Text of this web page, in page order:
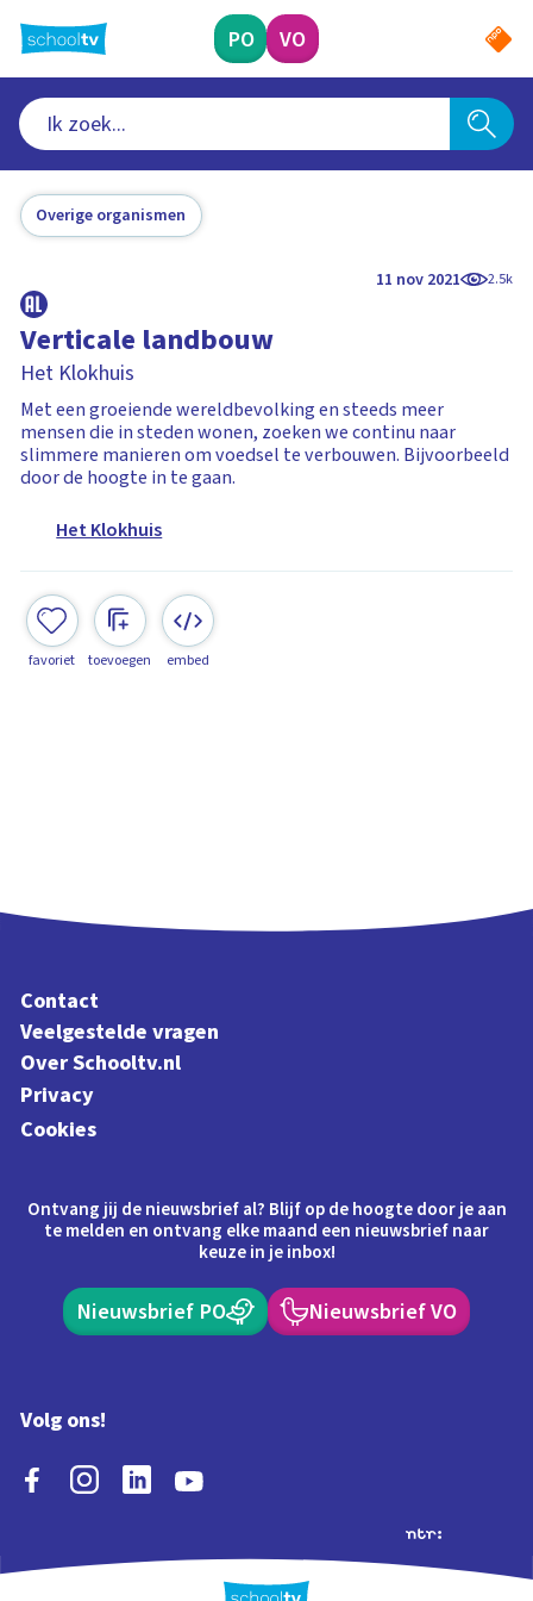
naar
hoofdinhoud
PO VO
Overige organismen
11 nov 2021 2.5k
Verticale landbouw
Het Klokhuis
Met een groeiende wereldbevolking en steeds meer
mensen die in steden wonen, zoeken we continu naar
slimmere manieren om voedsel te verbouwen. Bijvoorbeeld
door de hoogte in te gaan.
Het Klokhuis
favoriet toevoegen embed
Contact
Veelgestelde vragen
Over Schooltv.nl
Privacy
Cookies
Ontvang jij de nieuwsbrief al? Blijf op de hoogte door je aan
te melden en ontvang elke maand een nieuwsbrief naar
keuze in je inbox!
Nieuwsbrief PO Nieuwsbrief VO
Volg ons!